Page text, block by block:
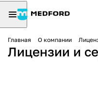
Главная О компании
Лицензии и